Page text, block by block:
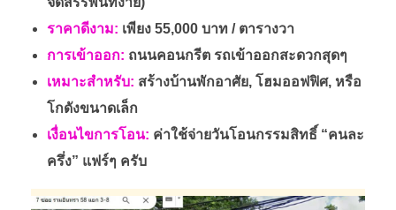
8
(
พ
ร้
ราคาดีงาม: เพียง 55,000 บาท / ตารางวา
การเข้าออก: ถนนคอนกรีต รถเข้าออกสะดวกสุดๆ
เหมาะสำหรับ: สร้างบ้านพักอาศัย, โฮมออฟฟิศ, หรือ
โกดังขนาดเล็ก
เงื่อนไขการโอน: ค่าใช้จ่ายวันโอนกรรมสิทธิ์ “คนละ
ครึ่ง” แฟร์ๆ ครับ